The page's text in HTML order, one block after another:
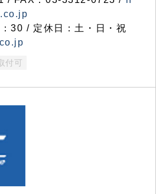
30 / 定休日：土・日・祝
付可